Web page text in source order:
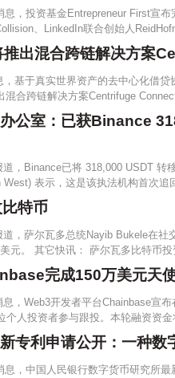
息，投资基金Entrepreneur First宣
、LinkedIn联合创始人
出混合跨链解决方案
，基于真实世界资产的去中心化借
混合跨链解决方案Centrifuge
公室：已获Binance
道，Binance已将 318,000 USDT 转
表示，这是该执法机构首次追
特币
，萨尔瓦多总统Nayib Bukele在社
元。 其它快讯： 萨尔瓦多比特币
完成150万美元天
，Web3开发者平台Chainbase宣
个人投资者参与跟投。本轮融资资
专利申请公开：一种数
息，中国人民银行数字货币研究所